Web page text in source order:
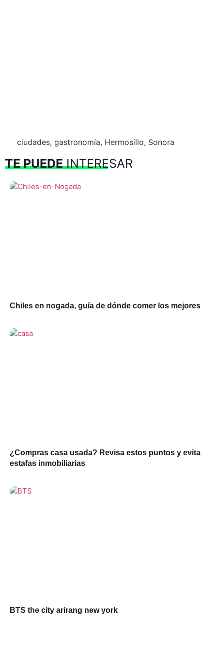
ciudades, gastronomía, Hermosillo, Sonora
TE PUEDEINTERESAR
Chiles en nogada, guía de dónde comer los mejores
¿Compras casa usada? Revisa estos puntos y evita
estafas inmobiliarias
BTS the city arirang new york